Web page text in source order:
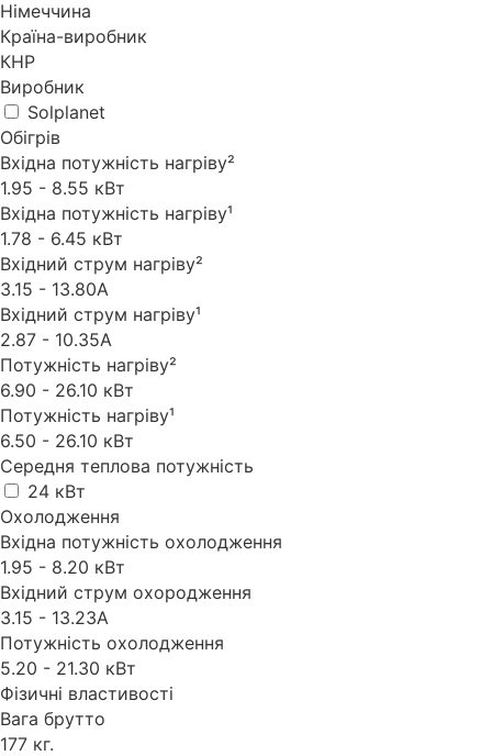
Німеччина
Країна-виробник
КНР
Виробник
Solplanet
Обігрів
Вхідна потужність нагріву²
1.95 - 8.55 кВт
Вхідна потужність нагріву¹
1.78 - 6.45 кВт
Вхідний струм нагріву²
3.15 - 13.80А
Вхідний струм нагріву¹
2.87 - 10.35А
Потужність нагріву²
6.90 - 26.10 кВт
Потужність нагріву¹
6.50 - 26.10 кВт
Середня теплова потужність
24 кВт
Охолодження
Вхідна потужність охолодження
1.95 - 8.20 кВт
Вхідний струм охородження
3.15 - 13.23А
Потужність охолодження
5.20 - 21.30 кВт
Фізичні властивості
Вага брутто
177 кг.